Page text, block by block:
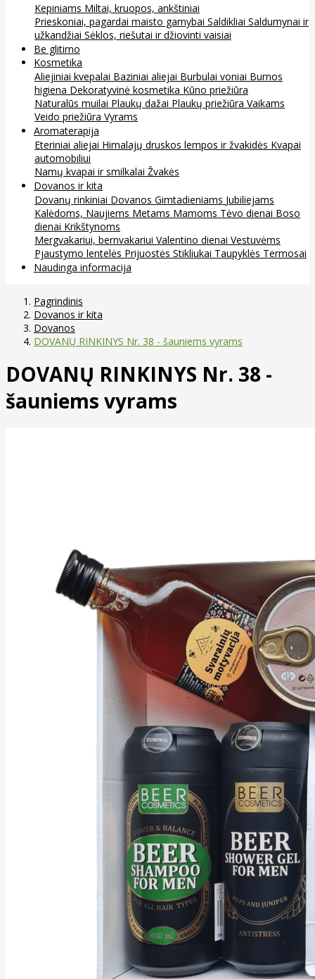
Kepiniams Miltai, kruopos, ankštiniai
Prieskoniai, pagardai maisto gamybai Saldikliai Saldumynai ir
užkandžiai Sėklos, riešutai ir džiovinti vaisiai
Be glitimo
Kosmetika
Aliejiniai kvepalai Baziniai aliejai Burbulai voniai Burnos
higiena Dekoratyvinė kosmetika Kūno priežiūra
Naturalūs muilai Plaukų dažai Plaukų priežiūra Vaikams
Veido priežiūra Vyrams
Aromaterapija
Eteriniai aliejai Himalajų druskos lempos ir žvakidės Kvapai
automobiliui
Namų kvapai ir smilkalai Žvakės
Dovanos ir kita
Dovanų rinkiniai Dovanos Gimtadieniams Jubiliejams
Kalėdoms, Naujiems Metams Mamoms Tėvo dienai Boso
dienai Krikštynoms
Mergvakariui, bernvakariui Valentino dienai Vestuvėms
Pjaustymo lentelės Prijuostės Stikliukai Taupyklės Termosai
Naudinga informacija
Pagrindinis
Dovanos ir kita
Dovanos
DOVANŲ RINKINYS Nr. 38 - šauniems vyrams
DOVANŲ RINKINYS Nr. 38 -
šauniems vyrams